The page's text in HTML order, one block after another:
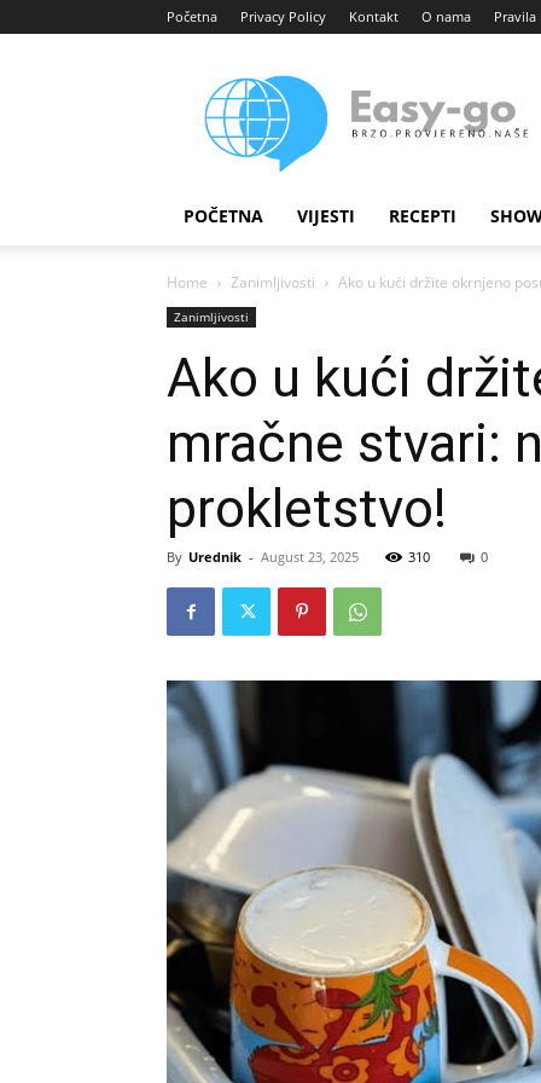
Početna Privacy Policy Kontakt O nama
portal
POČETNA VIJESTI RECEPTI
Home Zanimljivosti Ako u kući držite okrnjeno
Zanimljivosti
Ako u kući
mračne stvari:
prokletstvo!
By Urednik - August 23, 2025 310 0